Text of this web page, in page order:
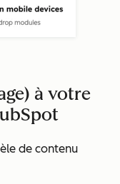
à votre
de contenu